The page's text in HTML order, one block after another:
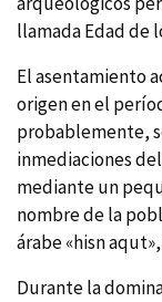
llamada Edad de
El asentamiento
origen en el
probablemente,
inmediaciones
mediante un
nombre de la
árabe «hisn
Durante la